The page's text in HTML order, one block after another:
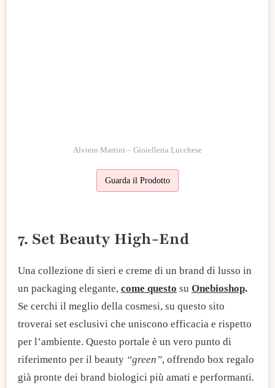
Alviero Martini – Gioielleria Lucchese
Guarda il Prodotto
7. Set Beauty High-End
Una collezione di sieri e creme di un brand di lusso in
un packaging elegante, come questo su Onebioshop.
Se cerchi il meglio della cosmesi, su questo sito
troverai set esclusivi che uniscono efficacia e rispetto
per l’ambiente. Questo portale è un vero punto di
riferimento per il beauty “green”, offrendo box regalo
già pronte dei brand biologici più amati e performanti.